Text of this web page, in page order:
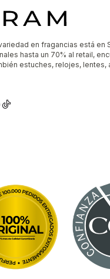
en fragancias está en
hasta un 70% al retail,
estuches, relojes, lentes,